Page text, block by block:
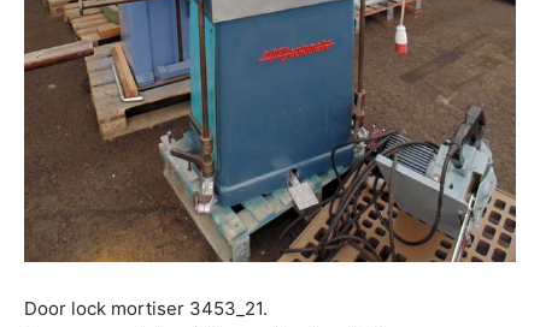
Door lock mortiser 3453_21.